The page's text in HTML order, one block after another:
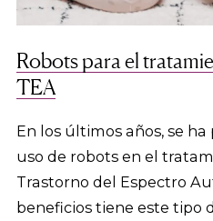
Robots para el
TEA
En los últimos años, se
uso de robots en el
Trastorno del Espectro
beneficios tiene este tipo